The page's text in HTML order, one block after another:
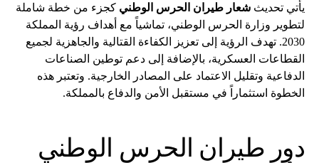
يأتي تحديث شعار طيران الحرس الوطني كجزء من خطة شاملة
لتطوير وزارة الحرس الوطني، تماشياً مع أهداف رؤية المملكة
2030. تهدف الرؤية إلى تعزيز الكفاءة القتالية والجاهزية لجميع
القطاعات العسكرية، بالإضافة إلى دعم توطين الصناعات
الدفاعية وتقليل الاعتماد على المصادر الخارجية. وتعتبر هذه
الخطوة استثماراً في مستقبل الأمن والدفاع بالمملكة.
دور طيران الحرس الوطني